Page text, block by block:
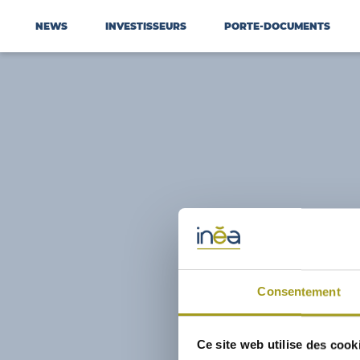
Consentement
Ce site web utilise des
NEWS INVESTISSEURS PORTE-DOCUMENTS